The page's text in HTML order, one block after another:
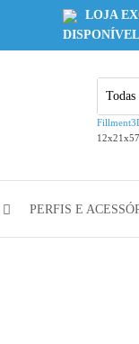
LOJA
DISPONÍVEL
PERFIS E